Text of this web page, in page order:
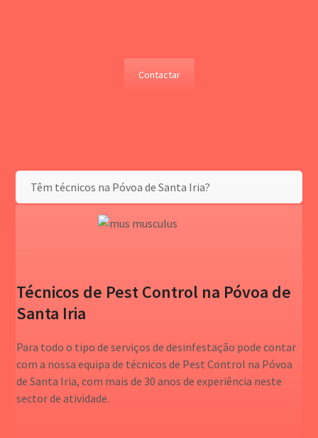
Contactar
Têm técnicos na Póvoa de Santa Iria?
Técnicos de Pest Control na Póvoa de
Santa Iria
Para todo o tipo de serviços de desinfestação pode contar
com a nossa equipa de técnicos de Pest Control na Póvoa
de Santa Iria, com mais de 30 anos de experiência neste
sector de atividade.